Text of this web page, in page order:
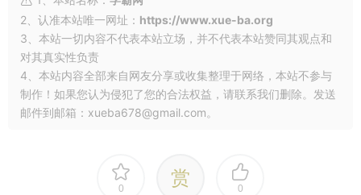
2、认准本站唯一网址： https://www.xue-ba.org
3、本站一切内容不代表本站立场，并不代表本站赞同其观点和
对其真实性负责
4、本站内容全部来自网友分享或收集整理于网络，本站不参与
制作！如果您认为侵犯了您的合法权益，请联系我们删除。发送
邮件到邮箱：xueba678@gmail.com。
0 赏 0